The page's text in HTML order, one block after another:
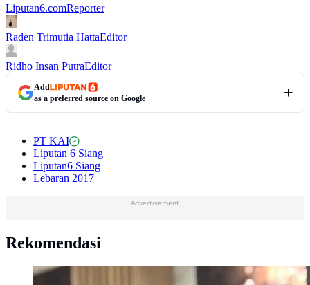
Liputan6.comReporter
Raden Trimutia HattaEditor
Ridho Insan PutraEditor
Add
as a preferred source on Google
PT KAI
Liputan 6 Siang
Liputan6 Siang
Lebaran 2017
Advertisement
Rekomendasi